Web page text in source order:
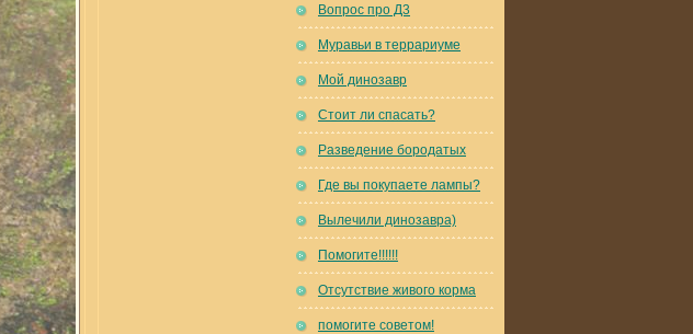
Вопрос про Д3
Муравьи в террариуме
Мой динозавр
Стоит ли спасать?
Разведение бородатых
Где вы покупаете лампы?
Вылечили динозавра)
Помогите!!!!!!
Отсутствие живого корма
помогите советом!